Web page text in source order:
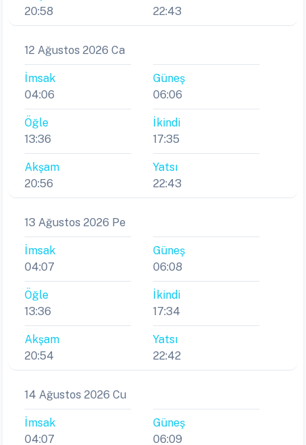
20:58
22:43
12 Ağustos 2026 Ca
İmsak
04:06
Güneş
06:06
Öğle
13:36
İkindi
17:35
Akşam
20:56
Yatsı
22:43
13 Ağustos 2026 Pe
İmsak
04:07
Güneş
06:08
Öğle
13:36
İkindi
17:34
Akşam
20:54
Yatsı
22:42
14 Ağustos 2026 Cu
İmsak
04:07
Güneş
06:09